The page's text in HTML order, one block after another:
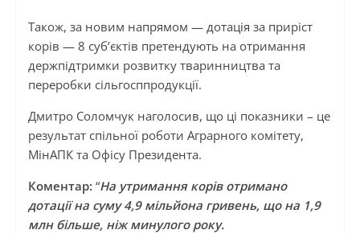
Також, за новим напрямом — дотація за приріст
корів — 8 суб’єктів претендують на отримання
держпідтримки розвитку тваринництва та
переробки сільгосппродукції.
Дмитро Соломчук наголосив, що ці показники – це
результат спільної роботи Аграрного комітету,
МінАПК та Офісу Президента.
Коментар: “На утримання корів отримано
дотації на суму 4,9 мільйона гривень, що на 1,9
млн більше, ніж минулого року.